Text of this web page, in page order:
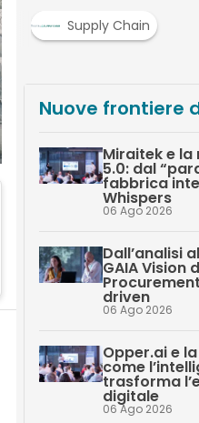
Supply Chain
Nuove frontiere
Miraitek e la
5.0: dal
fabbrica
Whispers
06 Ago 2026
Dall’analisi
GAIA Vision
driven
06 Ago 2026
Opper.ai e
come
trasforma
digitale
06 Ago 2026